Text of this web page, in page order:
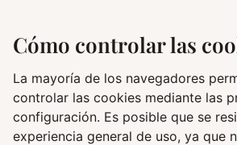
Cómo controlar las
La mayoría de los navegadores
controlar las cookies mediante las
configuración. Es posible que se
experiencia general de uso, ya que